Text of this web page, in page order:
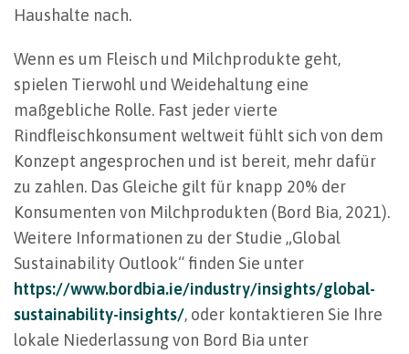
Haushalte nach.
Wenn es um Fleisch und Milchprodukte geht,
spielen Tierwohl und Weidehaltung eine
maßgebliche Rolle. Fast jeder vierte
Rindfleischkonsument weltweit fühlt sich von dem
Konzept angesprochen und ist bereit, mehr dafür
zu zahlen. Das Gleiche gilt für knapp 20% der
Konsumenten von Milchprodukten (Bord Bia, 2021).
Weitere Informationen zu der Studie „Global
Sustainability Outlook“ finden Sie unter
https://www.bordbia.ie/industry/insights/global-
sustainability-insights/, oder kontaktieren Sie Ihre
lokale Niederlassung von Bord Bia unter